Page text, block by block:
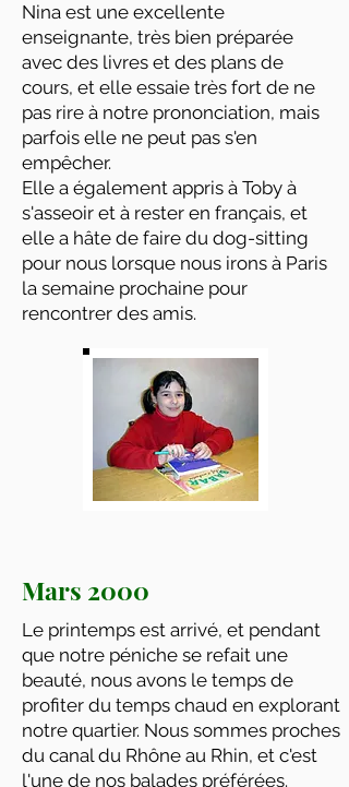
Nina est une excellente
enseignante, très bien préparée
avec des livres et des plans de
cours, et elle essaie très fort de ne
pas rire à notre prononciation, mais
parfois elle ne peut pas s'en
empêcher.
Elle a également appris à Toby à
s'asseoir et à rester en français, et
elle a hâte de faire du dog-sitting
pour nous lorsque nous irons à Paris
la semaine prochaine pour
rencontrer des amis.
Mars 2000
Le printemps est arrivé, et pendant
que notre péniche se refait une
beauté, nous avons le temps de
profiter du temps chaud en explorant
notre quartier. Nous sommes proches
du canal du Rhône au Rhin, et c'est
l'une de nos balades préférées.